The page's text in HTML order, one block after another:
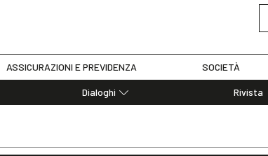
ASSICURAZIONI E PREVIDENZA SOCIETÀ
Dialoghi
Articoli
Rivista